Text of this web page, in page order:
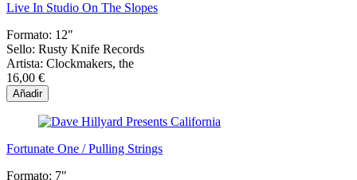
Live In Studio On The Slopes
Formato: 12"
Sello: Rusty Knife Records
Artista: Clockmakers, the
16,00 €
Añadir
Fortunate One / Pulling Strings
Formato: 7"